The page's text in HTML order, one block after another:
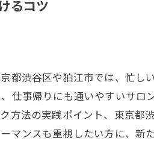
るコツ
都渋谷区や狛江市では、忙し
仕事帰りにも通いやすいサロ
方法の実践ポイント、東京都
マンスも重視したい方に、新